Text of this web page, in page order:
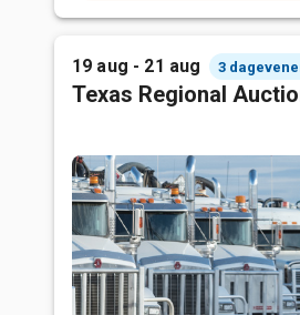
19 aug - 21 aug 3
Texas Regional